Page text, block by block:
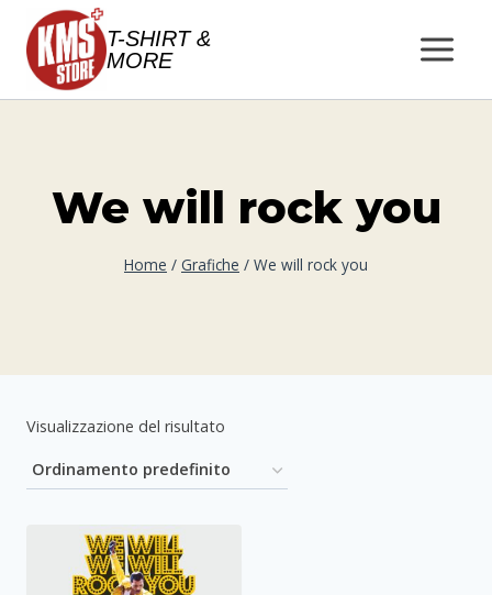
Salta
contenuto
T-SHIRT &
MORE
We will rock you
Home / Grafiche / We will rock you
Visualizzazione del risultato